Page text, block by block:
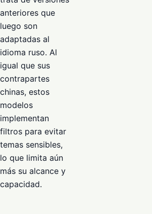
anteriores que
luego son
adaptadas al
idioma ruso. Al
igual que sus
contrapartes
chinas, estos
modelos
implementan
filtros para evitar
temas sensibles,
lo que limita aún
más su alcance y
capacidad.